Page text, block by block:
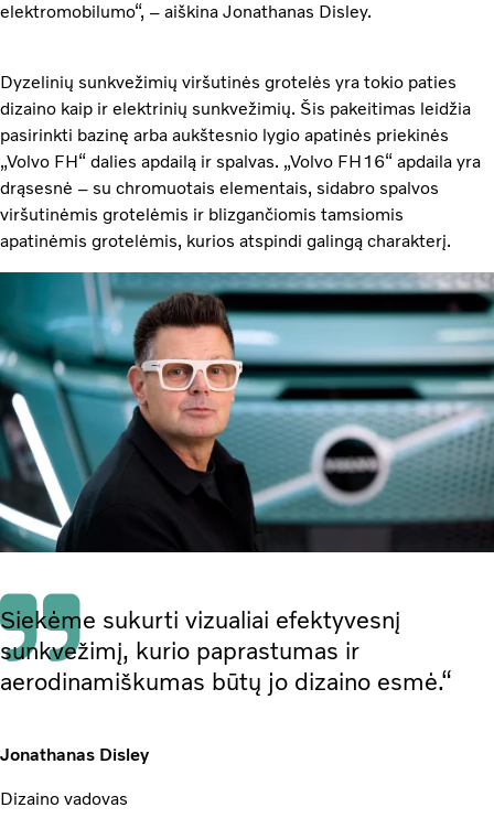
elektromobilumo“, – aiškina Jonathanas Disley.
Dyzelinių sunkvežimių viršutinės grotelės yra tokio paties
dizaino kaip ir elektrinių sunkvežimių. Šis pakeitimas leidžia
pasirinkti bazinę arba aukštesnio lygio apatinės priekinės
„Volvo FH“ dalies apdailą ir spalvas. „Volvo FH16“ apdaila yra
drąsesnė – su chromuotais elementais, sidabro spalvos
viršutinėmis grotelėmis ir blizgančiomis tamsiomis
apatinėmis grotelėmis, kurios atspindi galingą charakterį.
Siekėme sukurti vizualiai efektyvesnį
sunkvežimį, kurio paprastumas ir
aerodinamiškumas būtų jo dizaino esmė.“
Jonathanas Disley
Dizaino vadovas